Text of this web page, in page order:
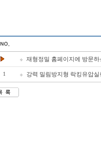
재형정밀 홈페이지에 방문
1 강력 밀림방지형 락킹유압